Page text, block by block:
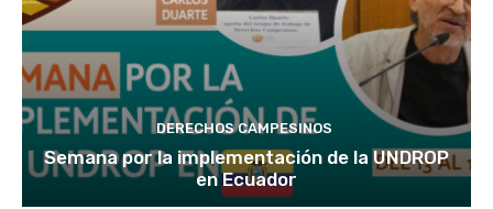
DERECHOS CAMPESINOS
Semana por la implementación de la UNDROP
en Ecuador